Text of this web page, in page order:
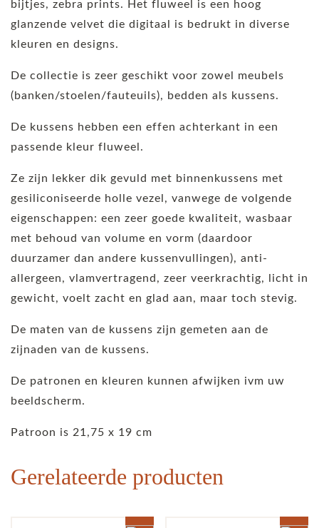
bijtjes, zebra prints. Het fluweel is een hoog
glanzende velvet die digitaal is bedrukt in diverse
kleuren en designs.
De collectie is zeer geschikt voor zowel meubels
(banken/stoelen/fauteuils), bedden als kussens.
De kussens hebben een effen achterkant in een
passende kleur fluweel.
Ze zijn lekker dik gevuld met binnenkussens met
gesiliconiseerde holle vezel, vanwege de volgende
eigenschappen: een zeer goede kwaliteit, wasbaar
met behoud van volume en vorm (daardoor
duurzamer dan andere kussenvullingen), anti-
allergeen, vlamvertragend, zeer veerkrachtig, licht in
gewicht, voelt zacht en glad aan, maar toch stevig.
De maten van de kussens zijn gemeten aan de
zijnaden van de kussens.
De patronen en kleuren kunnen afwijken ivm uw
beeldscherm.
Patroon is 21,75 x 19 cm
Gerelateerde producten